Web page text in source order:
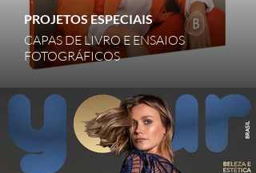
PROJETOS ESPECIAIS
CAPAS DE LIVRO E ENSAIOS
FOTOGRÁFICOS